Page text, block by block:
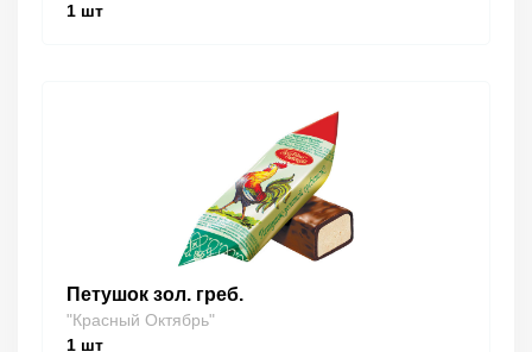
1 шт
Петушок зол. греб.
"Красный Октябрь"
1 шт